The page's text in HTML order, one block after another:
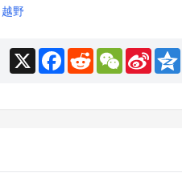
越野
X Facebook
RedditWeChat
Sina